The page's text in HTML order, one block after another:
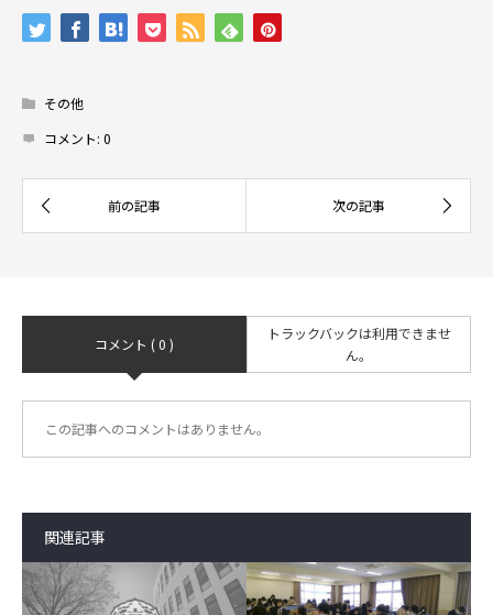
その他
コメント: 0
コメント ( 0 )
トラックバックは利用できませ
ん。
この記事へのコメントはありません。
関連記事